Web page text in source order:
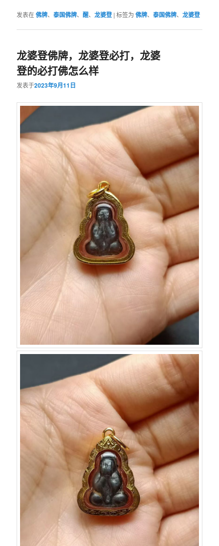
发表在佛牌、泰国佛牌、醒、龙婆登 |标签为 佛牌、泰国佛牌、龙婆登
龙婆登佛牌，龙婆登必打，龙婆
登的必打佛怎么样
发表于2023年9月11日